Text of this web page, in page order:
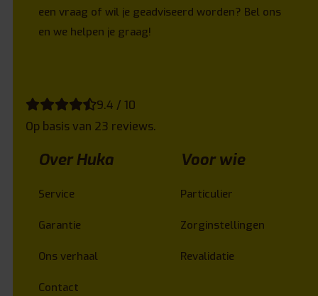
een vraag of wil je geadviseerd worden? Bel ons
en we helpen je graag!
9.4 / 10
Op basis van 23 reviews.
Over Huka
Service
Garantie
Ons verhaal
Contact
Voor wie
Particulier
Zorginstellingen
Revalidatie